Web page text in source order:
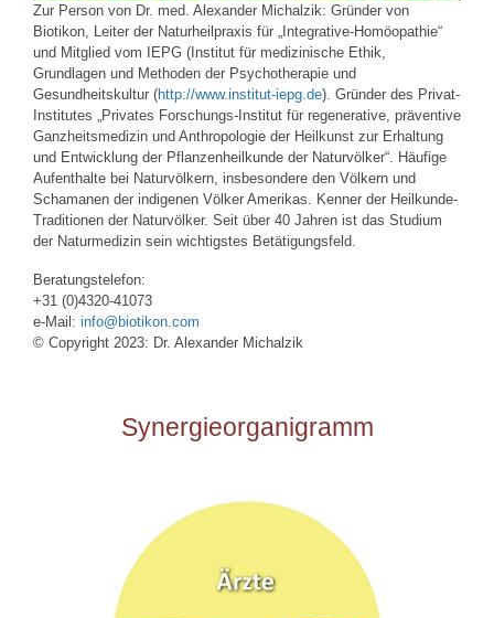
Zur Person von Dr. med. Alexander Michalzik: Gründer von
Biotikon, Leiter der Naturheilpraxis für „Integrative-Homöopathie“
und Mitglied vom IEPG (Institut für medizinische Ethik,
Grundlagen und Methoden der Psychotherapie und
Gesundheitskultur (http://www.institut-iepg.de). Gründer des Privat-
Institutes „Privates Forschungs-Institut für regenerative, präventive
Ganzheitsmedizin und Anthropologie der Heilkunst zur Erhaltung
und Entwicklung der Pflanzenheilkunde der Naturvölker“. Häufige
Aufenthalte bei Naturvölkern, insbesondere den Völkern und
Schamanen der indigenen Völker Amerikas. Kenner der Heilkunde-
Traditionen der Naturvölker. Seit über 40 Jahren ist das Studium
der Naturmedizin sein wichtigstes Betätigungsfeld.
Beratungstelefon:
+31 (0)4320-41073
e-Mail: info@biotikon.com
© Copyright 2023: Dr. Alexander Michalzik
Synergieorganigramm